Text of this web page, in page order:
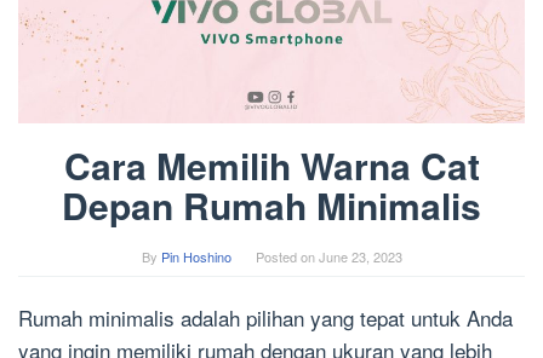
Cara Memilih Warna Cat
Depan Rumah Minimalis
By Pin Hoshino Posted onJune 23, 2023
Rumah minimalis adalah pilihan yang tepat untuk Anda
yang ingin memiliki rumah dengan ukuran yang lebih